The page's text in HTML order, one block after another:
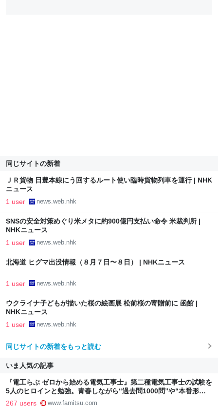
同じサイトの新着
ＪＲ貨物 日豊本線にう回するルート使い臨時貨物列車を運行 | NHK
ニュース
1 user news.web.nhk
SNSの安全対策めぐり米メタに約900億円支払い命令 米裁判所 |
NHKニュース
1 user news.web.nhk
北海道 ヒグマ出没情報（８月７日〜８日） | NHKニュース
1 user news.web.nhk
ウクライナ子どもが描いた桜の絵画展 松前桜の寄贈前に 函館 |
NHKニュース
1 user news.web.nhk
同じサイトの新着をもっと読む
いま人気の記事
『電工らぶ ゼロから始める電気工事士』第二種電気工事士の試験を
5人のヒロインと勉強。青春しながら“過去問1000問”や“本番形式
CBT模擬試験”で本格的に学べるノベルゲーム | ゲーム・エンタメ
267 users www.famitsu.com